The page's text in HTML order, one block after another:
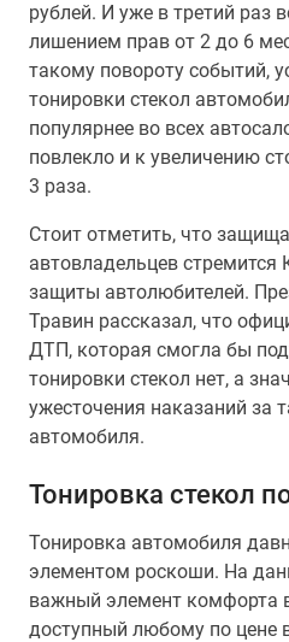
рублей. И уже в третий раз
лишением прав от 2 до 6
такому повороту событий,
тонировки стекол
популярнее во всех
повлекло и к увеличению
3 раза.
Стоит отметить, что
автовладельцев стремится
защиты автолюбителей.
Травин рассказал, что
ДТП, которая смогла бы
тонировки стекол нет, а
ужесточения наказаний за
автомобиля.
Тонировка стекол
Тонировка автомобиля
элементом роскоши. На
важный элемент комфорта
доступный любому по цене